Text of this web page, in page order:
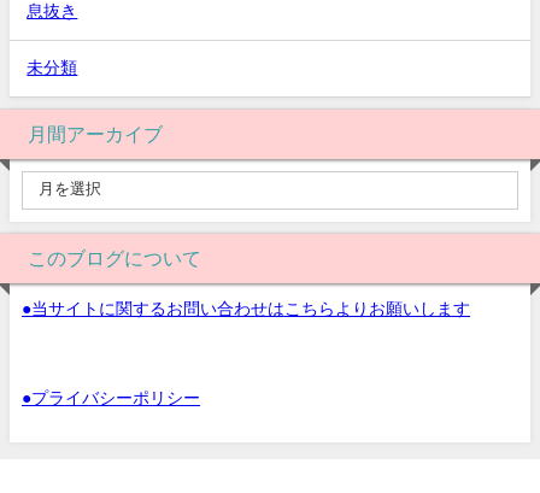
息抜き
未分類
月間アーカイブ
このブログについて
●当サイトに関するお問い合わせはこちらよりお願いします
●プライバシーポリシー